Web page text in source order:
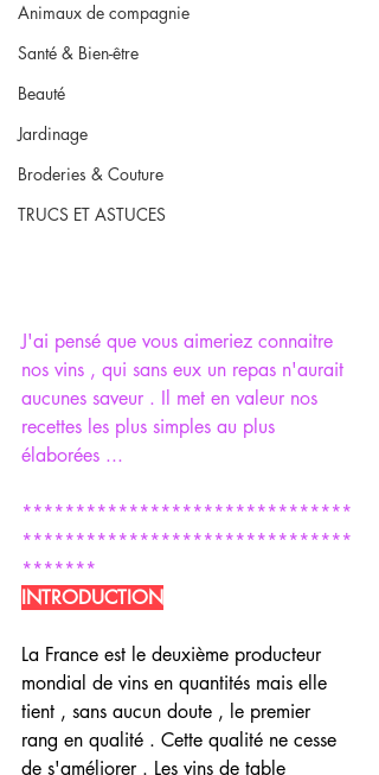
Animaux de compagnie
Santé & Bien-être
Beauté
Jardinage
Broderies & Couture
TRUCS ET ASTUCES
J'ai pensé que vous aimeriez connaitre
nos vins , qui sans eux un repas n'aurait
aucunes saveur . Il met en valeur nos
recettes les plus simples au plus
élaborées ...
*******************************
*******************************
*******
INTRODUCTION
La France est le deuxième producteur
mondial de vins en quantités mais elle
tient , sans aucun doute , le premier
rang en qualité . Cette qualité ne cesse
de s'améliorer . Les vins de table